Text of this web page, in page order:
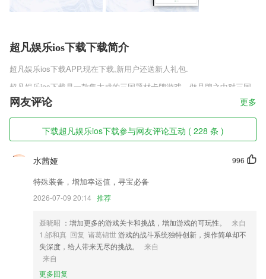
超凡娱乐ios下载下载简介
超凡娱乐ios下载APP,现在下载,新用户还送新人礼包.
超凡娱乐ios下载是一款集大成的三国题材卡牌游戏，做品牌之中对三国
名将都有还原，以独特的美术风格演绎出一个奇幻世界观下的三国世界，
各种英雄人物有着更加强力的招式和更q萌的形象，登入限时送欧皇券，
人人有份，可享受每日抽千充的福利，一直玩一直送，良心活动等你来
超凡娱乐ios下载软件特色
3,帮助2265用户更好的进行交易，提供准确的指数信息，非常的方便。
4,【热门书库】更多好看的都市小说、官场小说,满足"懂"的你;
5,硬笔书法，选用语文教材同款国标楷体作为书写训练蓝本，课程与部编
版语文教材同步。
网友评论 更多
下载超凡娱乐ios下载参与网友评论互动 ( 228 条 )
996
水茜娅
特殊装备，增加幸运值，寻宝必备
2026-07-09 20:14 推荐
聂晓昭 ：增加更多的游戏关卡和挑战，增加游戏的可玩性。
来自
1.邰和真 回复 诸葛锦世游戏的战斗系统独特创新，操作简单却不
失深度，给人带来无尽的挑战。
来自
来自
更多回复